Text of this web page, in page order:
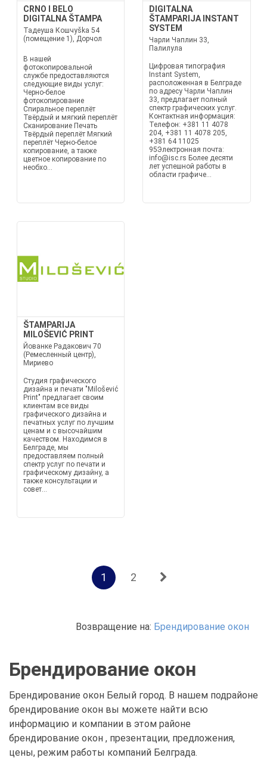
CRNO I BELO
DIGITALNA ŠTAMPA
Тадеуша Кошчуška 54
(помещение 1), Дорчол
В нашей
фотокопировальной
службе предоставляются
следующие виды услуг:
Черно-белое
фотокопирование
Спиральное переплёт
Твёрдый и мягкий переплёт
Сканирование Печать
Твёрдый переплёт Мягкий
переплёт Черно-белое
копирование, а также
цветное копирование по
необхо...
DIGITALNA
ŠTAMPARIJA INSTANT
SYSTEM
Чарли Чаплин 33,
Палилула
Цифровая типография
Instant System,
расположенная в Белграде
по адресу Чарли Чаплин
33, предлагает полный
спектр графических услуг.
Контактная информация:
Телефон: +381 11 4078
204, +381 11 4078 205,
+381 64 11025
95Электронная почта:
info@isc.rs Более десяти
лет успешной работы в
области графиче...
ŠTAMPARIJA
MILOŠEVIĆ PRINT
Йованке Радакович 70
(Ремесленный центр),
Мириево
Студия графического
дизайна и печати "Milošević
Print" предлагает своим
клиентам все виды
графического дизайна и
печатных услуг по лучшим
ценам и с высочайшим
качеством. Находимся в
Белграде, мы
предоставляем полный
спектр услуг по печати и
графическому дизайну, а
также консультации и
совет...
1 2
Возвращение на: Брендирование окон
Брендирование окон
Брендирование окон Белый город. В нашем подрайоне
брендирование окон вы можете найти всю
информацию и компании в этом районе
брендирование окон , презентации, предложения,
цены, режим работы компаний Белграда.